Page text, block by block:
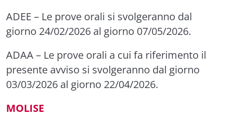
ADEE – Le prove orali si svolgeranno dal
giorno 24/02/2026 al giorno 07/05/2026.
ADAA– Le prove orali a cui fa riferimento il
presente avviso si svolgeranno dal giorno
03/03/2026 al giorno 22/04/2026.
MOLISE